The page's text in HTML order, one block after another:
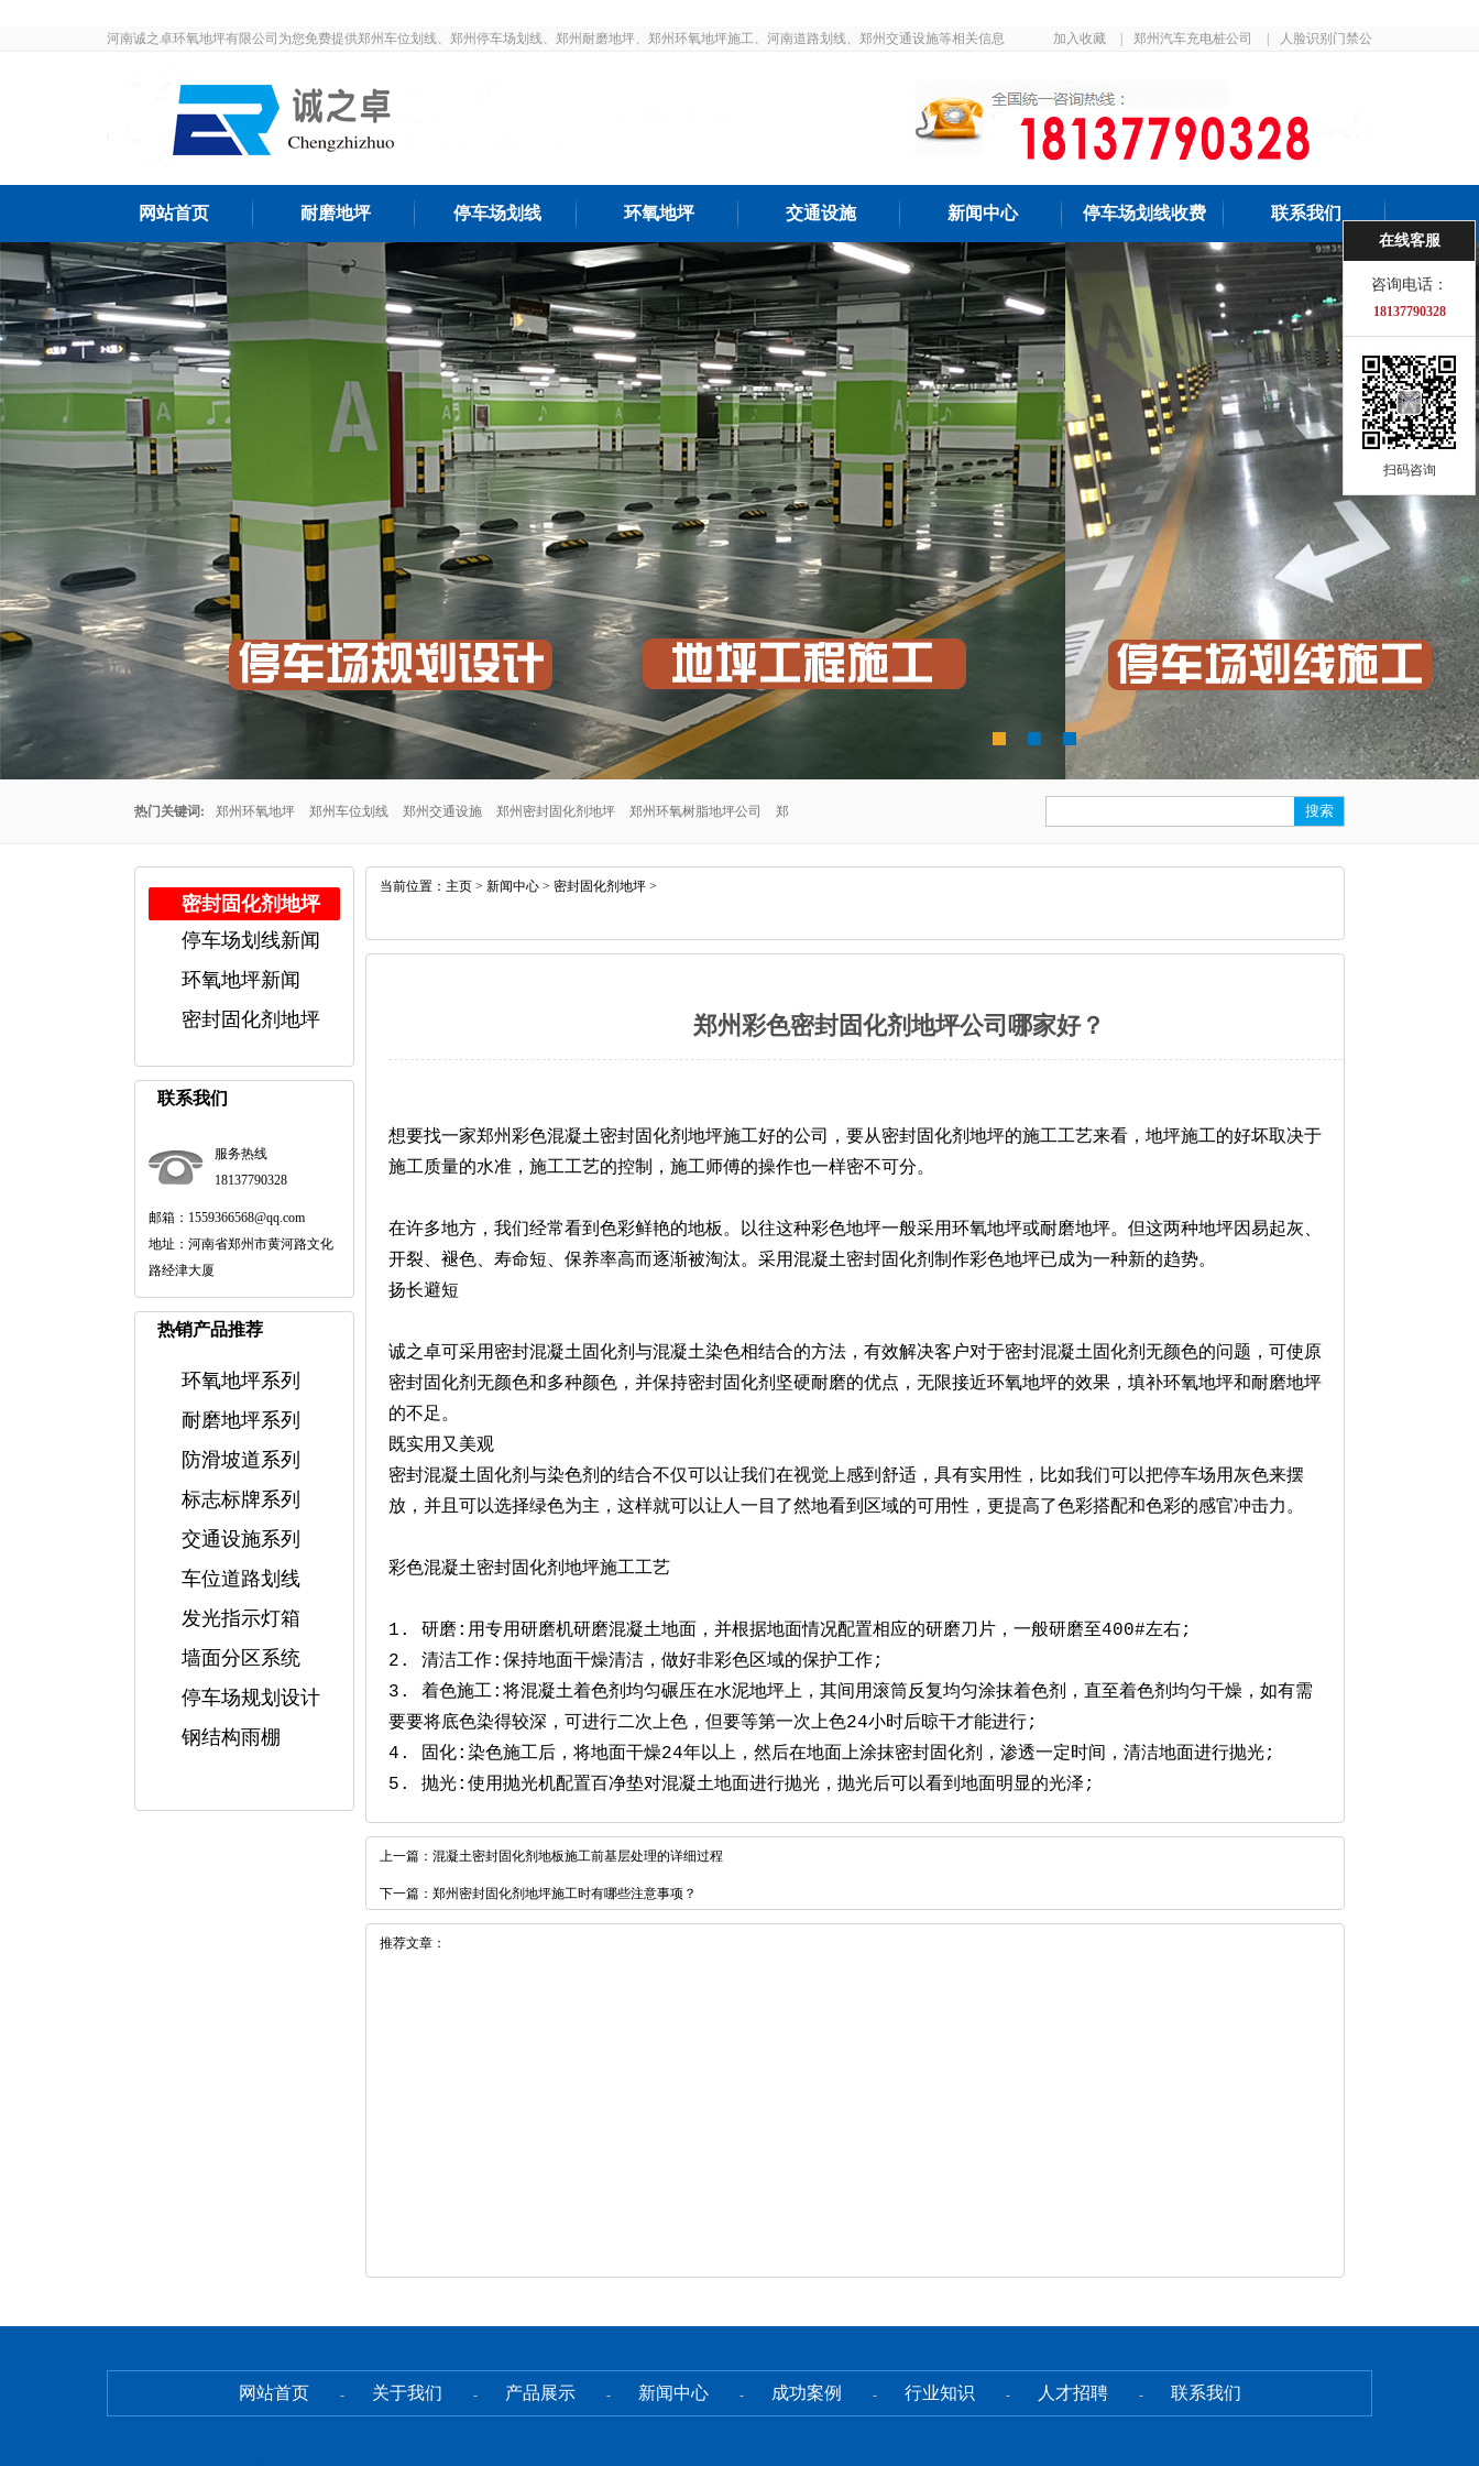
河南诚之卓环氧地坪有限公司为您免费提供郑州车位划线、郑州停车场划线、郑州耐磨地坪、郑州环氧地坪施工、河南道路划线、郑州交通设施等相关信息
加入收藏 郑州汽车充电桩公司
人脸识别门禁公
网站首页 耐磨地坪 停车场划线 环氧地坪 交通设施 新闻中心 停车场划线收费 联系我们
热门关键词: 郑州环氧地坪 郑州车位划线 郑州交通设施 郑州密封固化剂地坪 郑州环氧树脂地坪公司 郑
郑州耐磨地坪
密封固化剂地坪
停车场划线新闻
环氧地坪新闻
密封固化剂地坪
联系我们
服务热线
18137790328
邮箱：1559366568@qq.com
地址：河南省郑州市黄河路文化
路经津大厦
热销产品推荐
环氧地坪系列
耐磨地坪系列
防滑坡道系列
标志标牌系列
交通设施系列
车位道路划线
发光指示灯箱
墙面分区系统
停车场规划设计
钢结构雨棚
当前位置： 主页 > 新闻中心 > 密封固化剂地坪 >
郑州彩色密封固化剂地坪公司哪家好？
想要找一家郑州彩色混凝土密封固化剂地坪施工好的公司，要从密封固化剂地坪的施工工艺来看，地坪施工的好坏取决于
施工质量的水准，施工工艺的控制，施工师傅的操作也一样密不可分。
在许多地方，我们经常看到色彩鲜艳的地板。以往这种彩色地坪一般采用环氧地坪或耐磨地坪。但这两种地坪因易起灰、
开裂、褪色、寿命短、保养率高而逐渐被淘汰。采用混凝土密封固化剂制作彩色地坪已成为一种新的趋势。
扬长避短
诚之卓可采用密封混凝土固化剂与混凝土染色相结合的方法，有效解决客户对于密封混凝土固化剂无颜色的问题，可使原
密封固化剂无颜色和多种颜色，并保持密封固化剂坚硬耐磨的优点，无限接近环氧地坪的效果，填补环氧地坪和耐磨地坪
的不足。
既实用又美观
密封混凝土固化剂与染色剂的结合不仅可以让我们在视觉上感到舒适，具有实用性，比如我们可以把停车场用灰色来摆
放，并且可以选择绿色为主，这样就可以让人一目了然地看到区域的可用性，更提高了色彩搭配和色彩的感官冲击力。
彩色混凝土密封固化剂地坪施工工艺
1. 研磨:用专用研磨机研磨混凝土地面，并根据地面情况配置相应的研磨刀片，一般研磨至400#左右;
2. 清洁工作:保持地面干燥清洁，做好非彩色区域的保护工作;
3. 着色施工:将混凝土着色剂均匀碾压在水泥地坪上，其间用滚筒反复均匀涂抹着色剂，直至着色剂均匀干燥，如有需
要要将底色染得较深，可进行二次上色，但要等第一次上色24小时后晾干才能进行;
4. 固化:染色施工后，将地面干燥24年以上，然后在地面上涂抹密封固化剂，渗透一定时间，清洁地面进行抛光;
5. 抛光:使用抛光机配置百净垫对混凝土地面进行抛光，抛光后可以看到地面明显的光泽;
上一篇： 混凝土密封固化剂地板施工前基层处理的详细过程
下一篇： 郑州密封固化剂地坪施工时有哪些注意事项？
推荐文章：
网站首页 - 关于我们 - 产品展示 - 新闻中心 - 成功案例 - 行业知识 - 人才招聘 - 联系我们
在线客服
咨询电话：
18137790328
扫码咨询